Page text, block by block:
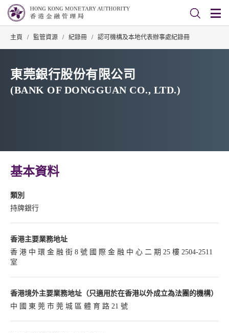
主頁 / 監管資源 / 紀錄冊 / 認可機構及本地代表辦事處紀錄冊
東莞銀行股份有限公司
(BANK OF DONGGUAN CO., LTD.)
基本資料
類別
持牌銀行
香港主要業務地址
香 港 中 環 金 融 街 8 號 國 際 金 融 中 心 二 期 25 樓 2504-2511
室
香港境外主要業務地址（只適用於在香港以外成立為法團的機構）
中 國 東 莞 市 莞 城 區 體 育 路 21 號